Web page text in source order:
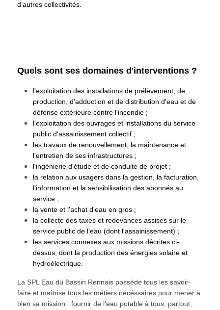
d’autres collectivités.
Quels sont ses domaines d'interventions ?
l'exploitation des installations de prélèvement, de
production, d'adduction et de distribution d'eau et de
défense extérieure contre l'incendie ;
l'exploitation des ouvrages et installations du service
public d'assainissement collectif ;
les travaux de renouvellement, la maintenance et
l'entretien de ses infrastructures ;
l'ingénierie d'étude et de conduite de projet ;
la relation aux usagers dans la gestion, la facturation,
l'information et la sensibilisation des abonnés au
service ;
la vente et l'achat d'eau en gros ;
la collecte des taxes et redevances assises sur le
service public de l'eau (dont l'assainissement) ;
les services connexes aux missions décrites ci-
dessus, dont la production des énergies solaire et
hydroélectrique.
La SPL Eau du Bassin Rennais possède tous les savoir-
faire et maîtrise tous les métiers nécéssaires pour mener à
bien sa mission : fournir de l'eau potable à tous, partout,